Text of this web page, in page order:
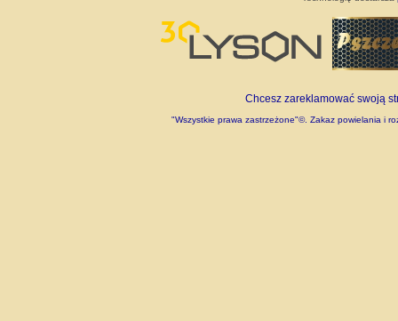
Chcesz zareklamować swoją
"Wszystkie prawa zastrzeżone"©. Zakaz powielania i